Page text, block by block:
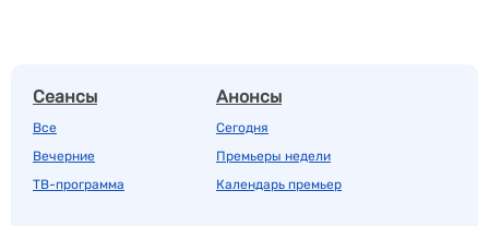
Сеансы
Все
Вечерние
ТВ-программа
Анонсы
Сегодня
Премьеры недели
Календарь премьер